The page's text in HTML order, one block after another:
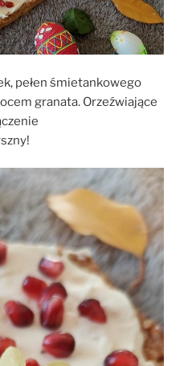
pełen śmietankowego
granata. Orzeźwiające